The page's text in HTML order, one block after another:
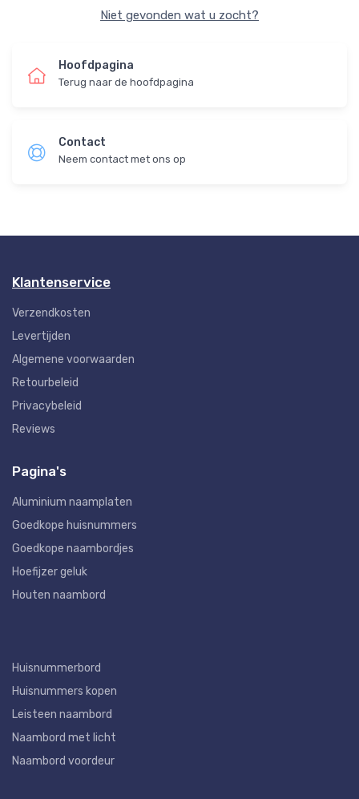
Niet gevonden wat u zocht?
Hoofdpagina
Terug naar de hoofdpagina
Contact
Neem contact met ons op
Klantenservice
Verzendkosten
Levertijden
Algemene voorwaarden
Retourbeleid
Privacybeleid
Reviews
Pagina's
Aluminium naamplaten
Goedkope huisnummers
Goedkope naambordjes
Hoefijzer geluk
Houten naambord
Huisnummerbord
Huisnummers kopen
Leisteen naambord
Naambord met licht
Naambord voordeur